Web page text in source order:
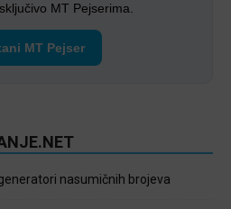
MT Pejserima.
MT Pejser
nasumičnih brojeva